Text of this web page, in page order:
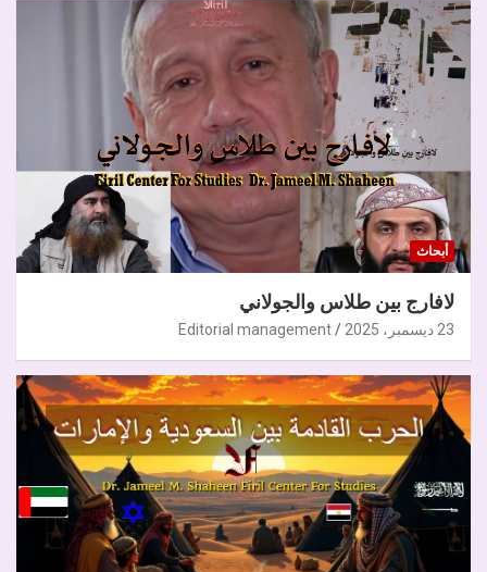
أبحاث
لافارج بين طلاس والجولاني
23 ديسمبر، 2025 Editorial management